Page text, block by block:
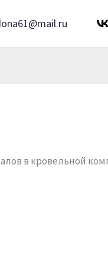
в кровельной